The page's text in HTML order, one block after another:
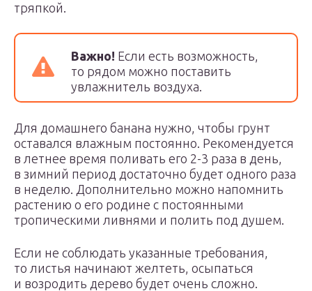
тряпкой.
Важно! Если есть возможность,
то рядом можно поставить
увлажнитель воздуха.
Для домашнего банана нужно, чтобы грунт
оставался влажным постоянно. Рекомендуется
в летнее время поливать его 2-3 раза в день,
в зимний период достаточно будет одного раза
в неделю. Дополнительно можно напомнить
растению о его родине с постоянными
тропическими ливнями и полить под душем.
Если не соблюдать указанные требования,
то листья начинают желтеть, осыпаться
и возродить дерево будет очень сложно.